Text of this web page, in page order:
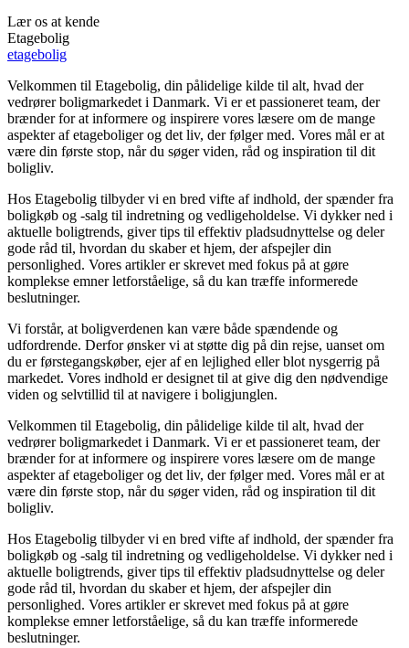
Lær os at kende
Etagebolig
etagebolig
Velkommen til Etagebolig, din pålidelige kilde til alt, hvad der
vedrører boligmarkedet i Danmark. Vi er et passioneret team, der
brænder for at informere og inspirere vores læsere om de mange
aspekter af etageboliger og det liv, der følger med. Vores mål er at
være din første stop, når du søger viden, råd og inspiration til dit
boligliv.
Hos Etagebolig tilbyder vi en bred vifte af indhold, der spænder fra
boligkøb og -salg til indretning og vedligeholdelse. Vi dykker ned i
aktuelle boligtrends, giver tips til effektiv pladsudnyttelse og deler
gode råd til, hvordan du skaber et hjem, der afspejler din
personlighed. Vores artikler er skrevet med fokus på at gøre
komplekse emner letforståelige, så du kan træffe informerede
beslutninger.
Vi forstår, at boligverdenen kan være både spændende og
udfordrende. Derfor ønsker vi at støtte dig på din rejse, uanset om
du er førstegangskøber, ejer af en lejlighed eller blot nysgerrig på
markedet. Vores indhold er designet til at give dig den nødvendige
viden og selvtillid til at navigere i boligjunglen.
Velkommen til Etagebolig, din pålidelige kilde til alt, hvad der
vedrører boligmarkedet i Danmark. Vi er et passioneret team, der
brænder for at informere og inspirere vores læsere om de mange
aspekter af etageboliger og det liv, der følger med. Vores mål er at
være din første stop, når du søger viden, råd og inspiration til dit
boligliv.
Hos Etagebolig tilbyder vi en bred vifte af indhold, der spænder fra
boligkøb og -salg til indretning og vedligeholdelse. Vi dykker ned i
aktuelle boligtrends, giver tips til effektiv pladsudnyttelse og deler
gode råd til, hvordan du skaber et hjem, der afspejler din
personlighed. Vores artikler er skrevet med fokus på at gøre
komplekse emner letforståelige, så du kan træffe informerede
beslutninger.